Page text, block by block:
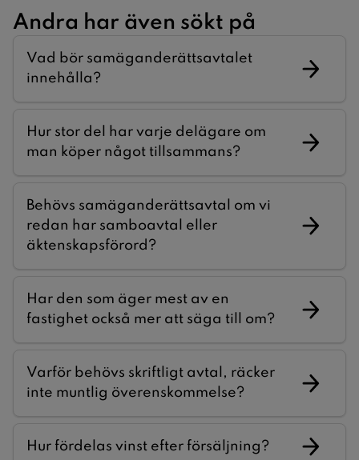
Andra har även sökt på
Vad bör samäganderättsavtalet
innehålla?
Hur stor del har varje delägare om
man köper något tillsammans?
Behövs samäganderättsavtal om vi
redan har samboavtal eller
äktenskapsförord?
Har den som äger mest av en
fastighet också mer att säga till om?
Varför behövs skriftligt avtal, räcker
inte muntlig överenskommelse?
Hur fördelas vinst efter försäljning?